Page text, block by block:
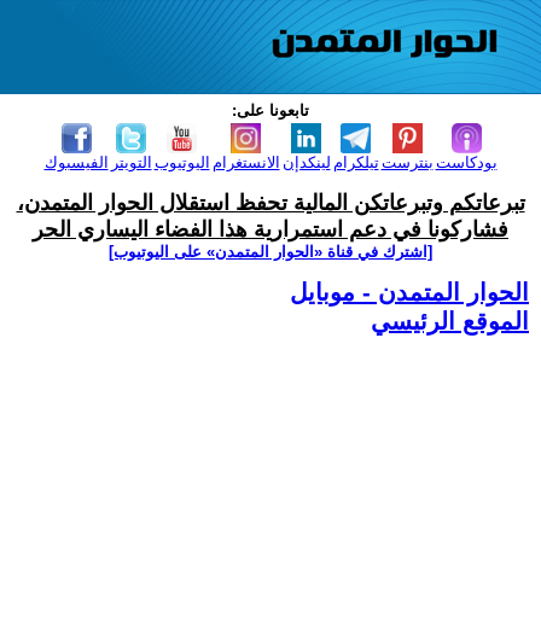
تابعونا على:
الفيسبوك التويتر اليوتيوب الانستغرام لينكدإن تيلكرامبنترست بودكاست
تبرعاتكم وتبرعاتكن المالية تحفظ استقلال الحوار المتمدن،
فشاركونا في دعم استمرارية هذا الفضاء اليساري الحر
[اشترك في قناة ‫«الحوار المتمدن» على اليوتيوب]
الحوار المتمدن - موبايل
الموقع الرئيسي